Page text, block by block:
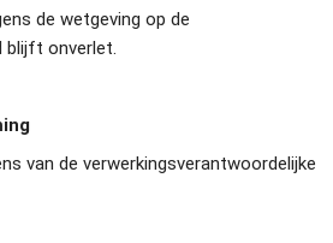
de wetgeving op de
blijft onverlet.
van de verwerkingsverantwoordelijke